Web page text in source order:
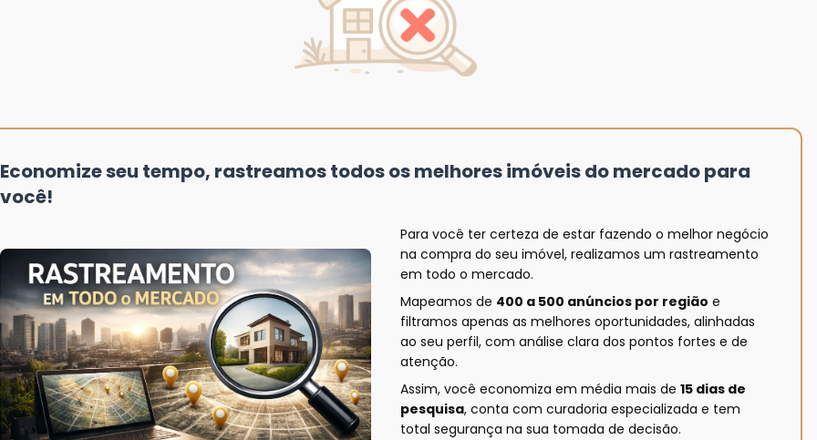
Economize seu tempo, rastreamos todos os melhores imóveis do mercado para
você!
Para você ter certeza de estar fazendo o melhor negócio
na compra do seu imóvel, realizamos um rastreamento
em todo o mercado.
Mapeamos de 400 a 500 anúncios por região e
filtramos apenas as melhores oportunidades, alinhadas
ao seu perfil, com análise clara dos pontos fortes e de
atenção.
Assim, você economiza em média mais de 15 dias de
pesquisa, conta com curadoria especializada e tem
total segurança na sua tomada de decisão.